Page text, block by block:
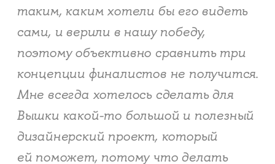
таким, каким хотели бы его видеть
сами, и верили в нашу победу,
поэтому объективно сравнить три
концепции финалистов не получится.
Мне всегда хотелось сделать для
Вышки какой-то большой и полезный
дизайнерский проект, который
ей поможет, потому что делать